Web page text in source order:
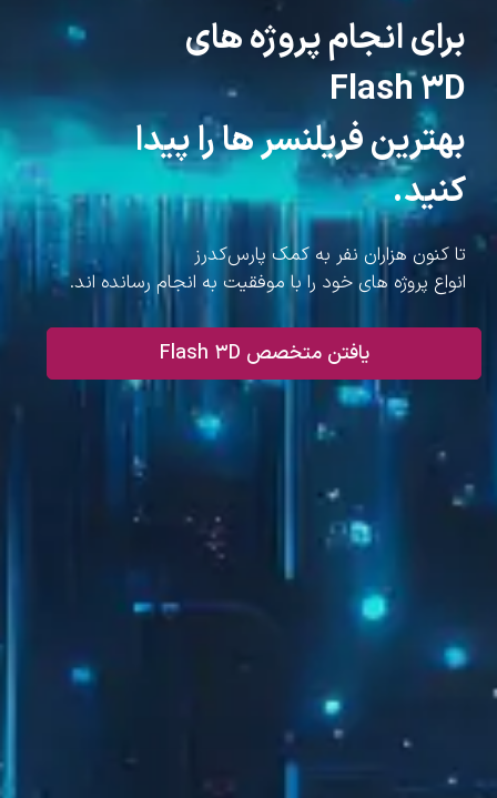
برای انجام پروژه های
Flash 3D
بهترین فریلنسر ها را پیدا
کنید.
تا کنون هزاران نفر به کمک پارس‌کدرز
انواع پروژه های خود را با موفقیت به انجام رسانده اند.
یافتن متخصص Flash 3D